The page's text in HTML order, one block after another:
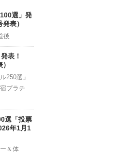
Channel
選」発
表）
後
表！
250選」
プラチ
選「投票
年1月1
＆体